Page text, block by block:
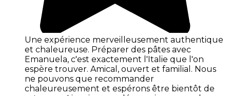
Une expérience merveilleusement authentique
et chaleureuse. Préparer des pâtes avec
Emanuela, c'est exactement l'Italie que l'on
espère trouver. Amical, ouvert et familial. Nous
ne pouvons que recommander
chaleureusement et espérons être bientôt de